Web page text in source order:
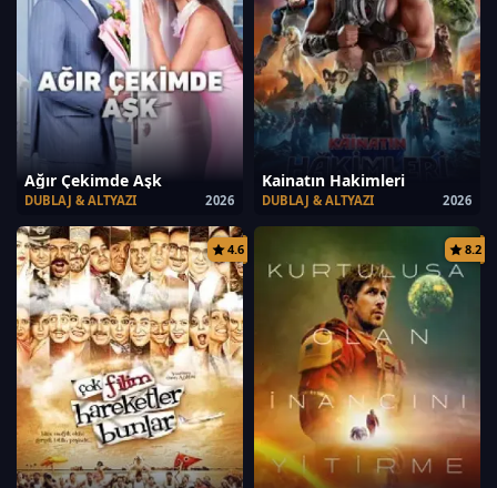
Ağır Çekimde Aşk
2026
DUBLAJ & ALTYAZI
Kainatın Hakimleri
2026
DUBLAJ & ALTYAZI
4.6 8.2